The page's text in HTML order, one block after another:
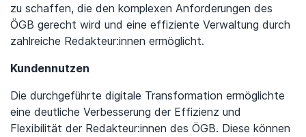
zu schaffen, die den komplexen Anforderungen des
ÖGB gerecht wird und eine effiziente Verwaltung durch
zahlreiche Redakteur:innen ermöglicht.
Kundennutzen
Die durchgeführte digitale Transformation ermöglichte
eine deutliche Verbesserung der Effizienz und
Flexibilität der Redakteur:innen des ÖGB. Diese können